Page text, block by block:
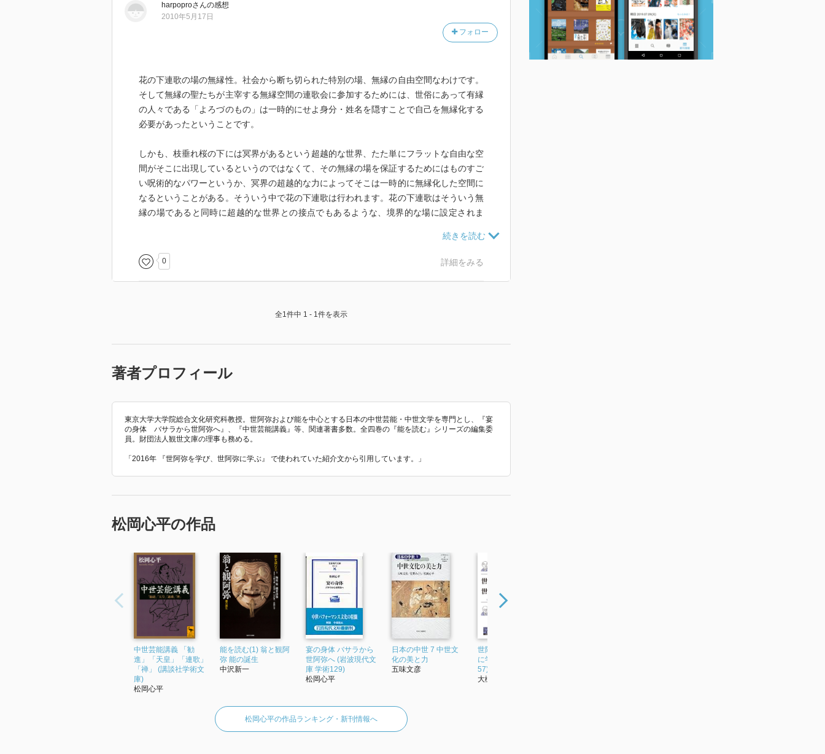
harpoproさんの感想
フォロー
2010年5月17日
花の下連歌の場の無縁性。社会から断ち切られた特別の場、無縁の自由空間なわけです。
そして無縁の聖たちが主宰する無縁空間の連歌会に参加するためには、世俗にあって有縁
の人々である「よろづのもの」は一時的にせよ身分・姓名を隠すことで自己を無縁化する
必要があったということです。
しかも、枝垂れ桜の下には冥界があるという超越的な世界、たた単にフラットな自由な空
間がそこに出現しているというのではなくて、その無縁の場を保証するためにはものすご
い呪術的なパワーというか、冥界の超越的な力によってそこは一時的に無縁化した空間に
なるということがある。そういう中で花の下連歌は行われます。花の下連歌はそういう無
縁の場であると同時に超越的な世界との接点でもあるような、境界的な場に設定されま
実はこれは中世の一揆の問題とかかわってきます。ある種の超越的なパワーを背景として
0 詳細をみる
全1件中 1 - 1件を表示
著者プロフィール
東京大学大学院総合文化研究科教授。世阿弥および能を中心とする日本の中世芸能・中世文学を専門とし、『宴
の身体 バサラから世阿弥へ』、『中世芸能講義』等、関連著書多数。全四巻の『能を読む』シリーズの編集委
員。財団法人観世文庫の理事も務める。
「2016年 『世阿弥を学び、世阿弥に学ぶ』 で使われていた紹介文から引用しています。」
松岡心平の作品
中世芸能講義 「勧
進」「天皇」「連歌」
「禅」 (講談社学術文
庫)
松岡心平
能を読む(1) 翁と観阿
弥 能の誕生
中沢新一
宴の身体 バサラから
世阿弥へ (岩波現代文
庫 学術129)
松岡心平
日本の中世 7 中世文
化の美と力
五味文彦
世阿弥を学び、世阿弥
に学ぶ (阪大リーブル
57)
大槻文藏
松岡心平の作品ランキング・新刊情報へ